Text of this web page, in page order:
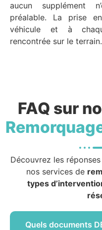
aucun supplément
préalable. La prise
véhicule et à
rencontrée sur le terrain.
FAQ sur
Découvrez les
nos services de
types
Quels documents